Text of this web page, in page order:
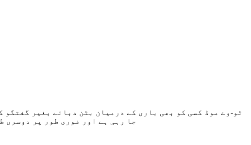
ٹو-وے موڈ کسی کو بھی باری کے درمیان بٹن دبائے بغیر
جا رہی ہے اور فوری طور پر دوسری